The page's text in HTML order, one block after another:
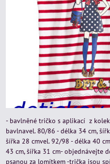
- bavlněné tričko s aplikací z
bavlnavel. 80/86 - délka 34 cm,
šířka 28 cmvel. 92/98 - délka 40
43 cm, šířka 31 cm- objednávejte
psanou za lomítkem -trička jsou